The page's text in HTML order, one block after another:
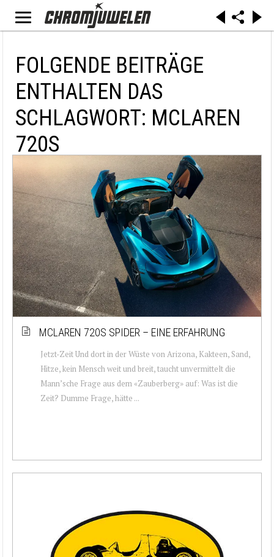
FOLGENDE BEITRÄGE
ENTHALTEN DAS
SCHLAGWORT: MCLAREN
720S
MCLAREN 720S SPIDER – EINE ERFAHRUNG
Jetzt-Zeit Und dort in der Wüste von Arizona, Kakteen, Sand,
Hitze, kein Mensch weit und breit, taucht unvermittelt die
Mann’sche Frage aus dem «Zauberberg» auf: Was ist die
Zeit? Dumme Frage, hätte ...